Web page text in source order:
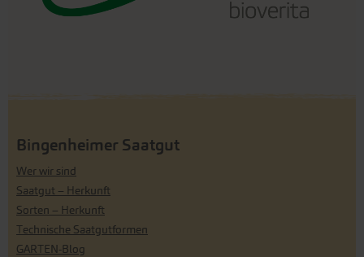
Bingenheimer Saatgut
Wer wir sind
Saatgut – Herkunft
Sorten – Herkunft
Technische Saatgutformen
GARTEN-Blog